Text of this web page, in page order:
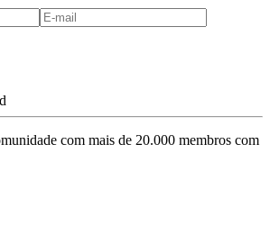
com mais de 20.000 membros com